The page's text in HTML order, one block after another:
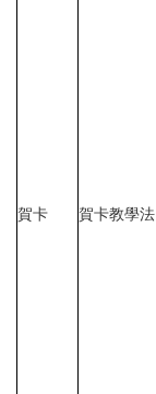
賀卡 賀卡教學法